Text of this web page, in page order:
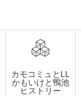
カモコミュとLL
かもいけと鴨池
ヒストリー